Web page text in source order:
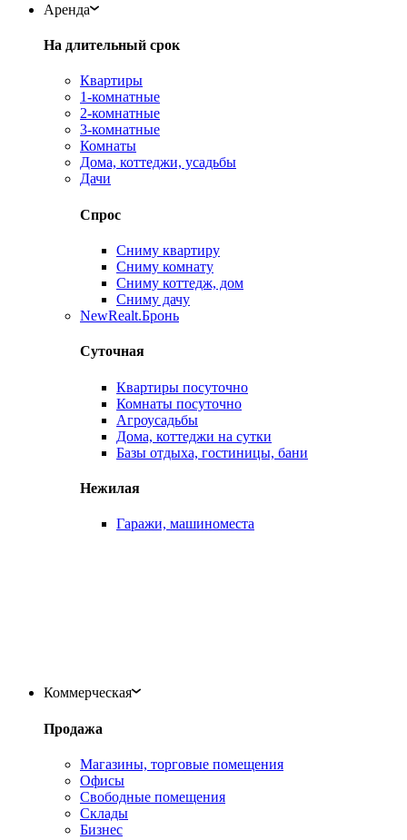
Аренда
На длительный срок
Квартиры
1-комнатные
2-комнатные
3-комнатные
Комнаты
Дома, коттеджи, усадьбы
Дачи
Спрос
Сниму квартиру
Сниму комнату
Сниму коттедж, дом
Сниму дачу
NewRealt.Бронь
Суточная
Квартиры посуточно
Комнаты посуточно
Агроусадьбы
Дома, коттеджи на сутки
Базы отдыха, гостиницы, бани
Нежилая
Гаражи, машиноместа
Коммерческая
Продажа
Магазины, торговые помещения
Офисы
Свободные помещения
Склады
Бизнес